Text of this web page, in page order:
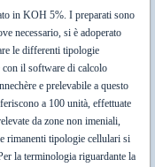
in KOH 5%. I preparati sono
necessario, si è adoperato
le differenti tipologie
con il software di calcolo
e prelevabile a questo
a 100 unità, effettuate
da zone non imeniali,
rimanenti tipologie cellulari si
la terminologia riguardante la